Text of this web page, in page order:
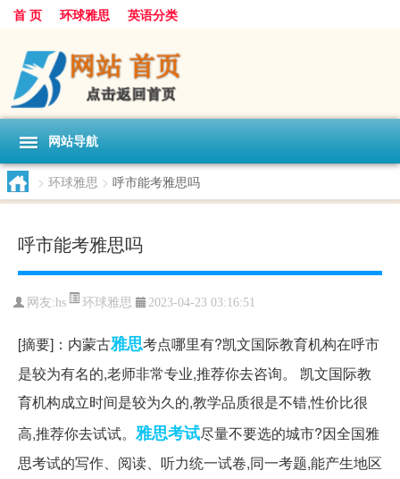
首 页 环球雅思 英语分类
网站导航
> 环球雅思 > 呼市能考雅思吗
呼市能考雅思吗
网友:hs 环球雅思 2023-04-23 03:16:51
[摘要]：内蒙古雅思考点哪里有?凯文国际教育机构在呼市
是较为有名的,老师非常专业,推荐你去咨询。 凯文国际教
育机构成立时间是较为久的,教学品质很是不错,性价比很
高,推荐你去试试。 雅思考试尽量不要选的城市?因全国雅
思考试的写作、阅读、听力统一试卷,同一考题,能产生地区